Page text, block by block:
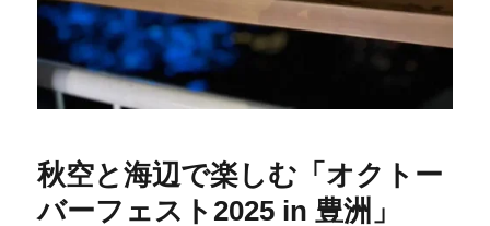
秋空と海辺で楽しむ「オクトー
バーフェスト2025 in 豊洲」